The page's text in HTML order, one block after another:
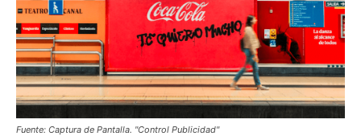
Fuente: Captura de Pantalla. "Control Publicidad"